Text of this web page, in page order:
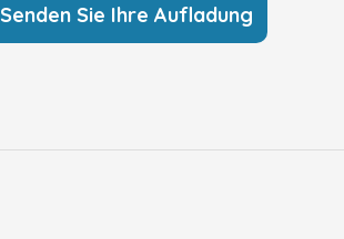
Senden Sie Ihre Aufladung